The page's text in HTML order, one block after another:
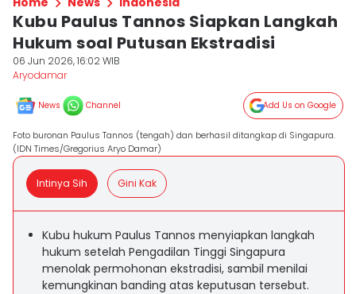
Kubu Paulus Tannos Siapkan Langkah
Hukum soal Putusan Ekstradisi
06 Jun 2026, 16:02 WIB
Aryodamar
News Channel Add Us on Google
Foto buronan Paulus Tannos (tengah) dan berhasil ditangkap di Singapura.
(IDN Times/Gregorius Aryo Damar)
Intinya Sih Gini Kak
Kubu hukum Paulus Tannos menyiapkan langkah
hukum setelah Pengadilan Tinggi Singapura
menolak permohonan ekstradisi, sambil menilai
kemungkinan banding atas keputusan tersebut.